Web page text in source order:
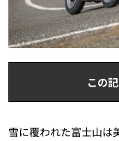
この
雪に覆われた富士山は